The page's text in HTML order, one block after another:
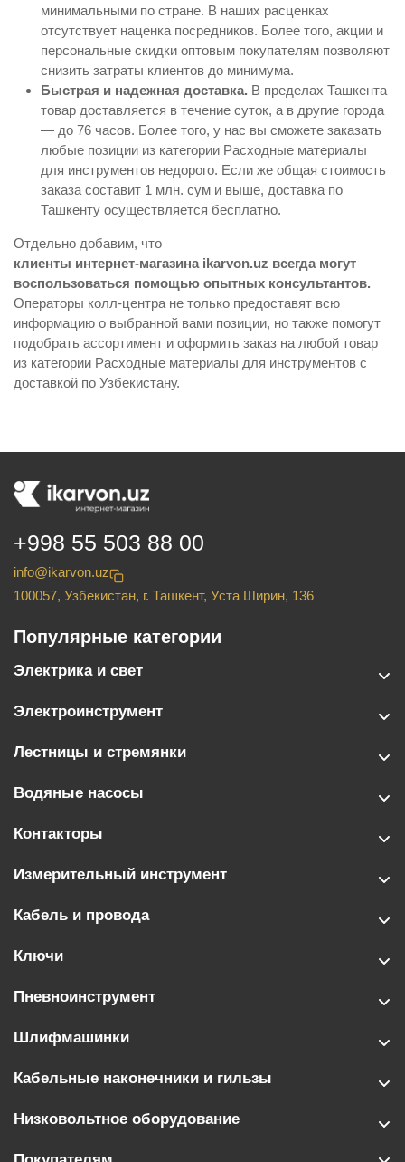
минимальными по стране. В наших расценках
отсутствует наценка посредников. Более того, акции и
персональные скидки оптовым покупателям позволяют
снизить затраты клиентов до минимума.
Быстрая и надежная доставка. В пределах Ташкента
товар доставляется в течение суток, а в другие города
— до 76 часов. Более того, у нас вы сможете заказать
любые позиции из категории Расходные материалы
для инструментов недорого. Если же общая стоимость
заказа составит 1 млн. сум и выше, доставка по
Ташкенту осуществляется бесплатно.
Отдельно добавим, что
клиенты интернет-магазина ikarvon.uz всегда могут
воспользоваться помощью опытных консультантов.
Операторы колл-центра не только предоставят всю
информацию о выбранной вами позиции, но также помогут
подобрать ассортимент и оформить заказ на любой товар
из категории Расходные материалы для инструментов с
доставкой по Узбекистану.
+998 55 503 88 00
info@ikarvon.uz
100057, Узбекистан, г. Ташкент, Уста Ширин, 136
Популярные категории
Электрика и свет
Электроинструмент
Лестницы и стремянки
Водяные насосы
Контакторы
Измерительный инструмент
Кабель и провода
Ключи
Пневноинструмент
Шлифмашинки
Кабельные наконечники и гильзы
Низковольтное оборудование